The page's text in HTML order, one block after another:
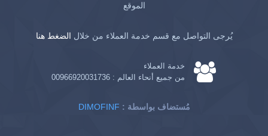
الموقع
يُرجى التواصل مع قسم خدمة العملاء من خلال الضغط هنا
خدمة العملاء
من جميع أنحاء العالم : 00966920031736
DIMOFINF : مُستضاف بواسطة